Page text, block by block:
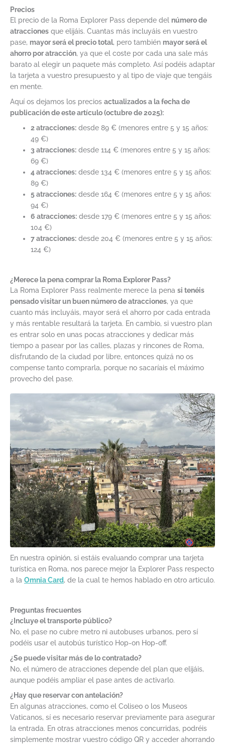
Precios
El precio de la Roma Explorer Pass depende del número de
atracciones que elijáis. Cuantas más incluyáis en vuestro
pase, mayor será el precio total, pero también mayor será el
ahorro por atracción, ya que el coste por cada una sale más
barato al elegir un paquete más completo. Así podéis adaptar
la tarjeta a vuestro presupuesto y al tipo de viaje que tengáis
en mente.
Aquí os dejamos los precios actualizados a la fecha de
publicación de este artículo (octubre de 2025):
2 atracciones: desde 89 € (menores entre 5 y 15 años:
49 €)
3 atracciones: desde 114 € (menores entre 5 y 15 años:
69 €)
4 atracciones: desde 134 € (menores entre 5 y 15 años:
89 €)
5 atracciones: desde 164 € (menores entre 5 y 15 años:
94 €)
6 atracciones: desde 179 € (menores entre 5 y 15 años:
104 €)
7 atracciones: desde 204 € (menores entre 5 y 15 años:
124 €)
¿Merece la pena comprar la Roma Explorer Pass?
La Roma Explorer Pass realmente merece la pena si tenéis
pensado visitar un buen número de atracciones, ya que
cuanto más incluyáis, mayor será el ahorro por cada entrada
y más rentable resultará la tarjeta. En cambio, si vuestro plan
es entrar solo en unas pocas atracciones y dedicar más
tiempo a pasear por las calles, plazas y rincones de Roma,
disfrutando de la ciudad por libre, entonces quizá no os
compense tanto comprarla, porque no sacaríais el máximo
provecho del pase.
En nuestra opinión, si estáis evaluando comprar una tarjeta
turística en Roma, nos parece mejor la Explorer Pass respecto
a la Omnia Card, de la cual te hemos hablado en otro articulo.
Preguntas frecuentes
¿Incluye el transporte público?
No, el pase no cubre metro ni autobuses urbanos, pero sí
podéis usar el autobús turístico Hop-on Hop-off.
¿Se puede visitar más de lo contratado?
No, el número de atracciones depende del plan que elijáis,
aunque podéis ampliar el pase antes de activarlo.
¿Hay que reservar con antelación?
En algunas atracciones, como el Coliseo o los Museos
Vaticanos, sí es necesario reservar previamente para asegurar
la entrada. En otras atracciones menos concurridas, podréis
simplemente mostrar vuestro código QR y acceder ahorrando